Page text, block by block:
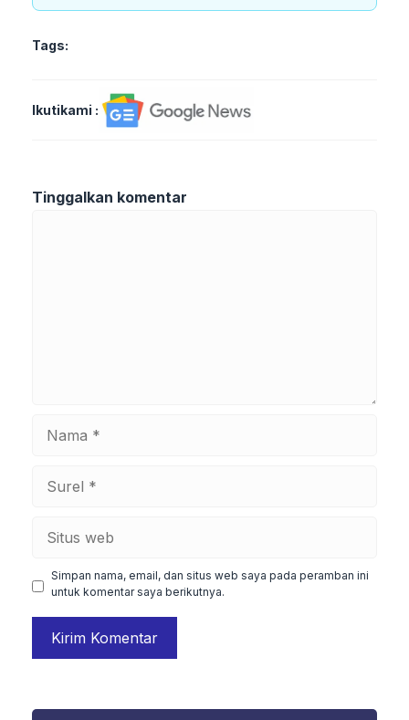
Tags:
Ikutikami :
Tinggalkan komentar
web
Simpan nama, email, dan situs web saya pada peramban ini
untuk komentar saya berikutnya.